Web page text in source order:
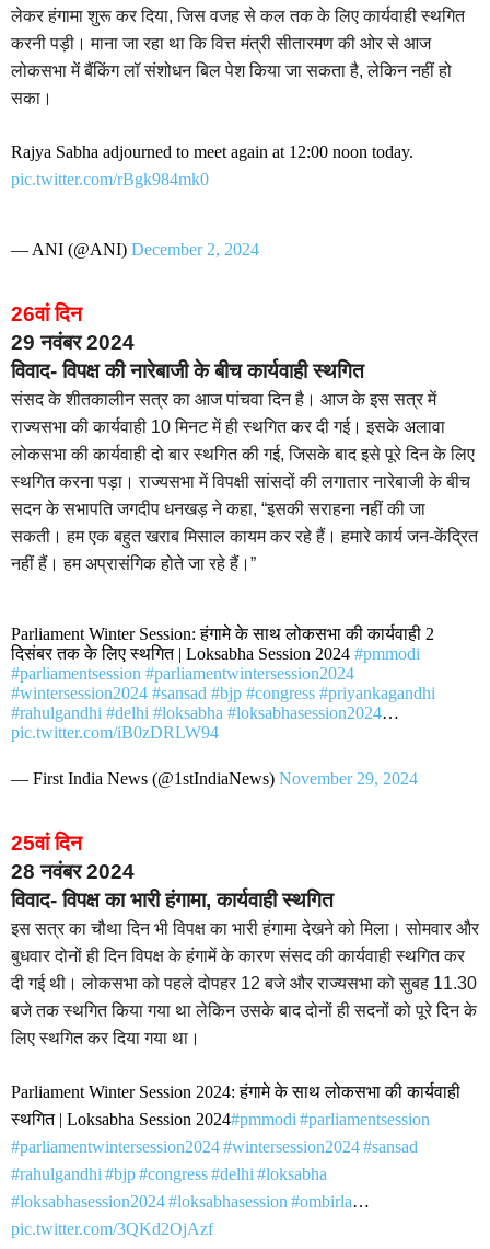
लेकर हंगामा शुरू कर दिया, जिस वजह से कल तक के लिए कार्यवाही स्थगित
करनी पड़ी। माना जा रहा था कि वित्त मंत्री सीतारमण की ओर से आज
लोकसभा में बैंकिंग लॉ संशोधन बिल पेश किया जा सकता है, लेकिन नहीं हो
सका।
Rajya Sabha adjourned to meet again at 12:00 noon today.
pic.twitter.com/rBgk984mk0
— ANI (@ANI) December 2, 2024
26वां दिन
29 नवंबर 2024
विवाद- विपक्ष की नारेबाजी के बीच कार्यवाही स्थगित
संसद के शीतकालीन सत्र का आज पांचवा दिन है। आज के इस सत्र में
राज्यसभा की कार्यवाही 10 मिनट में ही स्थगित कर दी गई। इसके अलावा
लोकसभा की कार्यवाही दो बार स्थगित की गई, जिसके बाद इसे पूरे दिन के लिए
स्थगित करना पड़ा। राज्यसभा में विपक्षी सांसदों की लगातार नारेबाजी के बीच
सदन के सभापति जगदीप धनखड़ ने कहा, “इसकी सराहना नहीं की जा
सकती। हम एक बहुत खराब मिसाल कायम कर रहे हैं। हमारे कार्य जन-केंद्रित
नहीं हैं। हम अप्रासंगिक होते जा रहे हैं।”
Parliament Winter Session: हंगामे के साथ लोकसभा की कार्यवाही 2
दिसंबर तक के लिए स्थगित | Loksabha Session 2024 #pmmodi
#parliamentsession #parliamentwintersession2024
#wintersession2024 #sansad #bjp #congress #priyankagandhi
#rahulgandhi #delhi #loksabha #loksabhasession2024…
pic.twitter.com/iB0zDRLW94
— First India News (@1stIndiaNews) November 29, 2024
25वां दिन
28 नवंबर 2024
विवाद- विपक्ष का भारी हंगामा, कार्यवाही स्थगित
इस सत्र का चौथा दिन भी विपक्ष का भारी हंगामा देखने को मिला। सोमवार और
बुधवार दोनों ही दिन विपक्ष के हंगामें के कारण संसद की कार्यवाही स्थगित कर
दी गई थी। लोकसभा को पहले दोपहर 12 बजे और राज्यसभा को सुबह 11.30
बजे तक स्थगित किया गया था लेकिन उसके बाद दोनों ही सदनों को पूरे दिन के
लिए स्थगित कर दिया गया था।
Parliament Winter Session 2024: हंगामे के साथ लोकसभा की कार्यवाही
स्थगित | Loksabha Session 2024#pmmodi #parliamentsession
#parliamentwintersession2024#wintersession2024#sansad
#rahulgandhi #bjp#congress#delhi #loksabha
#loksabhasession2024#loksabhasession #ombirla…
pic.twitter.com/3QKd2OjAzf